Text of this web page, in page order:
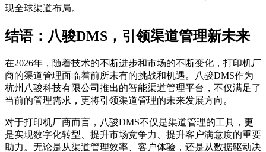
现全球渠道布局。
结语：八骏DMS，引领渠道管理新未来
在2026年，随着技术的不断进步和市场的不断变化，打印机厂
商的渠道管理面临着前所未有的挑战和机遇。八骏DMS作为
杭州八骏科技有限公司推出的智能渠道管理平台，不仅满足了
当前的管理需求，更将引领渠道管理的未来发展方向。
对于打印机厂商而言，八骏DMS不仅是渠道管理的工具，更
是实现数字化转型、提升市场竞争力、提升客户满意度的重要
助力。无论是从渠道管理效率、客户体验，还是从数据驱动决